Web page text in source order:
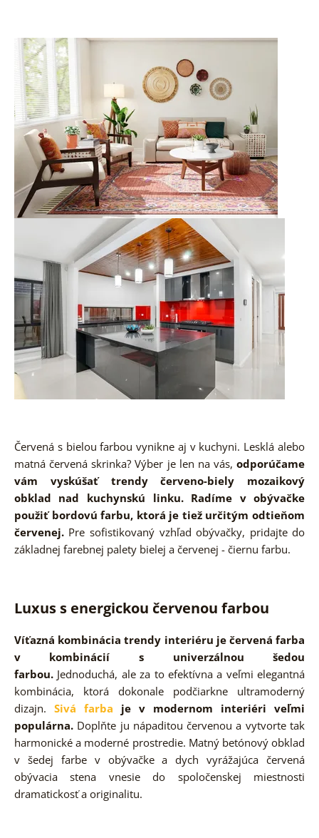
Červená s bielou farbou vynikne aj v kuchyni. Lesklá alebo
matná červená skrinka? Výber je len na vás,odporúčame
vám vyskúšať trendy červeno-biely mozaikový
obklad nad kuchynskú linku. Radíme v obývačke
použiť bordovú farbu, ktorá je tiež určitým odtieňom
červenej.Pre sofistikovaný vzhľad obývačky, pridajte do
základnej farebnej palety bielej a červenej - čiernu farbu.
Luxus s energickou červenou farbou
Víťazná kombinácia trendy interiéru je červená farba
v kombinácií s univerzálnou šedou
farbou. Jednoduchá, ale za to efektívna a veľmi elegantná
kombinácia, ktorá dokonale podčiarkne ultramoderný
dizajn. Sivá farba je v modernom interiériveľmi
populárna. Doplňte ju nápaditou červenou a vytvorte tak
harmonické a moderné prostredie. Matný betónový obklad
v šedej farbe v obývačke a dych vyrážajúca červená
obývacia stena vnesie do spoločenskej miestnosti
dramatickosť a originalitu.